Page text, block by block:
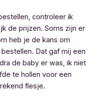
controleer ik
de prijzen. Soms zijn er
heb je de kans om
Dat gaf mij een
de baby er was, ik niet
te hollen voor een
flesje.